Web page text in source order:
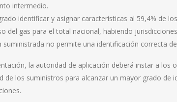
intermedio.
identificar y asignar características al 59,4% de
del gas para el total nacional, habiendo
no permite una identificación correcta
la autoridad de aplicación deberá instar a
de los suministros para alcanzar un mayor grado de